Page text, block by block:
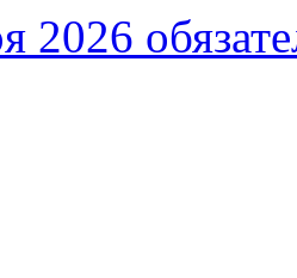
2026